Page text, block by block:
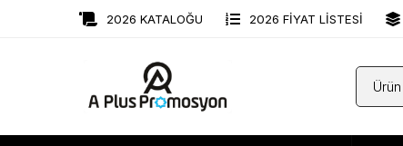
2026 KATALOĞU 2026 FİYAT LİSTESİ